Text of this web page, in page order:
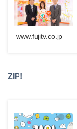
www.fujitv.co.jp
ZIP!